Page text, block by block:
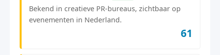
Bekend in creatieve PR-bureaus, zichtbaar op
evenementen in Nederland.
61